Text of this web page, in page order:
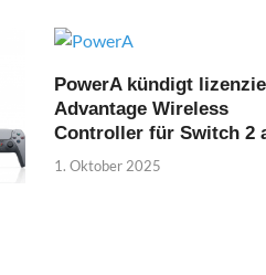
PowerA kündigt
Advantage Wireless
Controller für Switch 2
1. Oktober 2025